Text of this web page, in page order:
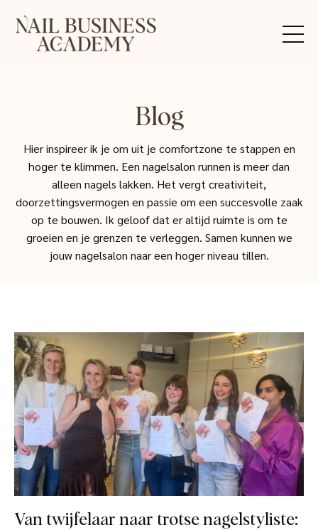
Blog
Hier inspireer ik je om uit je comfortzone te stappen en
hoger te klimmen. Een nagelsalon runnen is meer dan
alleen nagels lakken. Het vergt creativiteit,
doorzettingsvermogen en passie om een succesvolle zaak
op te bouwen. Ik geloof dat er altijd ruimte is om te
groeien en je grenzen te verleggen. Samen kunnen we
jouw nagelsalon naar een hoger niveau tillen.
Van twijfelaar naar trotse nagelstyliste: